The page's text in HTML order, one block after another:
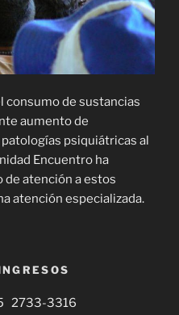
consumo de sustancias
aumento de
psiquiátricas al
Encuentro ha
de atención a estos
atención especializada.
2733-3316